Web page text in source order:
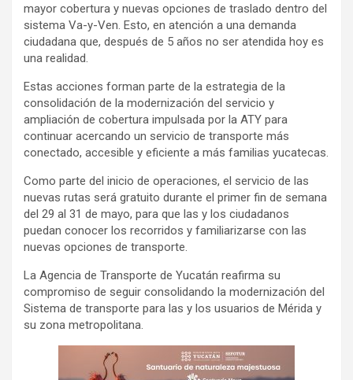
mayor cobertura y nuevas opciones de traslado dentro del
sistema Va-y-Ven. Esto, en atención a una demanda
ciudadana que, después de 5 años no ser atendida hoy es
una realidad.
Estas acciones forman parte de la estrategia de la
consolidación de la modernización del servicio y
ampliación de cobertura impulsada por la ATY para
continuar acercando un servicio de transporte más
conectado, accesible y eficiente a más familias yucatecas.
Como parte del inicio de operaciones, el servicio de las
nuevas rutas será gratuito durante el primer fin de semana
del 29 al 31 de mayo, para que las y los ciudadanos
puedan conocer los recorridos y familiarizarse con las
nuevas opciones de transporte.
La Agencia de Transporte de Yucatán reafirma su
compromiso de seguir consolidando la modernización del
Sistema de transporte para las y los usuarios de Mérida y
su zona metropolitana.